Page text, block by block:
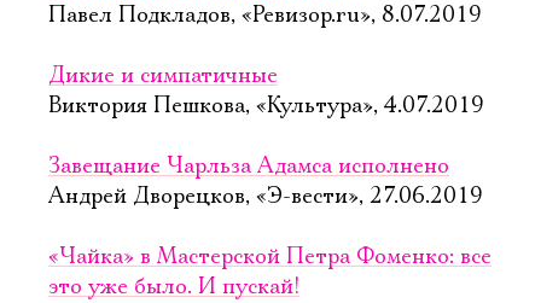
Павел Подкладов, «Ревизор.ru», 8.07.2019
Дикие и симпатичные
Виктория Пешкова, «Культура», 4.07.2019
Завещание Чарльза Адамса исполнено
Андрей Дворецков, «Э-вести», 27.06.2019
«Чайка» в Мастерской Петра Фоменко: все
это уже было. И пускай!